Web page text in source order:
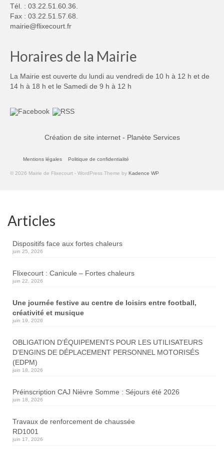
Tél. : 03.22.51.60.36.
Fax : 03.22.51.57.68.
mairie@flixecourt.fr
Horaires de la Mairie
La Mairie est ouverte du lundi au vendredi de 10 h à 12 h et de
14 h à 18 h et le Samedi de 9 h à 12 h
Création de site internet - Planète Services
Mentions légales Politique de confidentialité
© 2026 Mairie de Flixecourt - WordPress Theme by Kadence WP
Articles
Dispositifs face aux fortes chaleurs
juin 25, 2026
Flixecourt : Canicule – Fortes chaleurs
juin 22, 2026
Une journée festive au centre de loisirs entre football,
créativité et musique
juin 19, 2026
OBLIGATION D’ÉQUIPEMENTS POUR LES UTILISATEURS
D’ENGINS DE DÉPLACEMENT PERSONNEL MOTORISÉS
(EDPM)
juin 18, 2026
Préinscription CAJ Nièvre Somme : Séjours été 2026
juin 18, 2026
Travaux de renforcement de chaussée
RD1001
juin 17, 2026